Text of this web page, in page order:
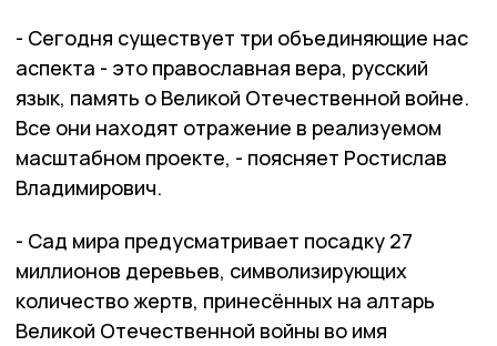
- Сегодня существует три объединяющие нас
аспекта - это православная вера, русский
язык, память о Великой Отечественной войне.
Все они находят отражение в реализуемом
масштабном проекте, - поясняет Ростислав
Владимирович.
- Сад мира предусматривает посадку 27
миллионов деревьев, символизирующих
количество жертв, принесённых на алтарь
Великой Отечественной войны во имя